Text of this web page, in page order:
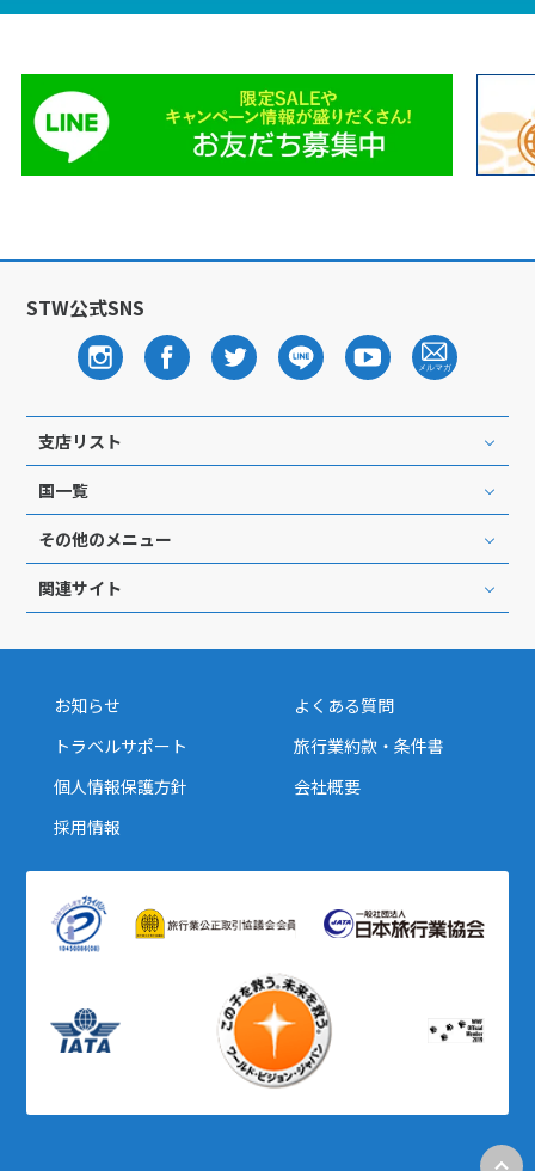
STW公式SNS
支店リスト
国一覧
その他のメニュー
関連サイト
お知らせ
よくある質問
トラベルサポート
旅行業約款・条件書
個人情報保護方針
会社概要
採用情報